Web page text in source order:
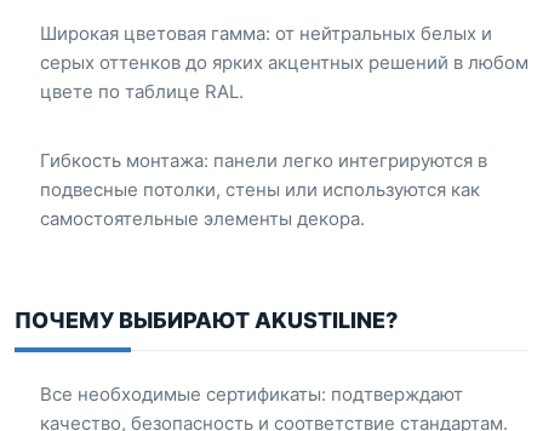
Широкая цветовая гамма: от нейтральных белых и
серых оттенков до ярких акцентных решений в любом
цвете по таблице RAL.
Гибкость монтажа: панели легко интегрируются в
подвесные потолки, стены или используются как
самостоятельные элементы декора.
ПОЧЕМУ ВЫБИРАЮТ AKUSTILINE?
Все необходимые сертификаты: подтверждают
качество, безопасность и соответствие стандартам.